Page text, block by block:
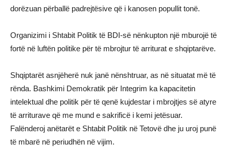
dorëzuan përballë padrejtësive që i kanosen popullit tonë.
Organizimi i Shtabit Politik të BDI-së nënkupton një mburojë të
fortë në luftën politike për të mbrojtur të arriturat e shqiptarëve.
Shqiptarët asnjëherë nuk janë nënshtruar, as në situatat më të
rënda. Bashkimi Demokratik për Integrim ka kapacitetin
intelektual dhe politik për të qenë kujdestar i mbrojtjes së atyre
të arriturave që me mund e sakrificë i kemi jetësuar.
Falënderoj anëtarët e Shtabit Politik në Tetovë dhe ju uroj punë
të mbarë në periudhën në vijim.